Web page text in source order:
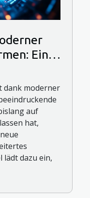
Ein
dank moderner
auf
hat,
lädt dazu ein,